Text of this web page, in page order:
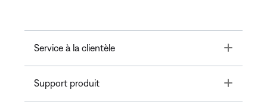
Service à la clientèle Toggle
Support produit Toggle